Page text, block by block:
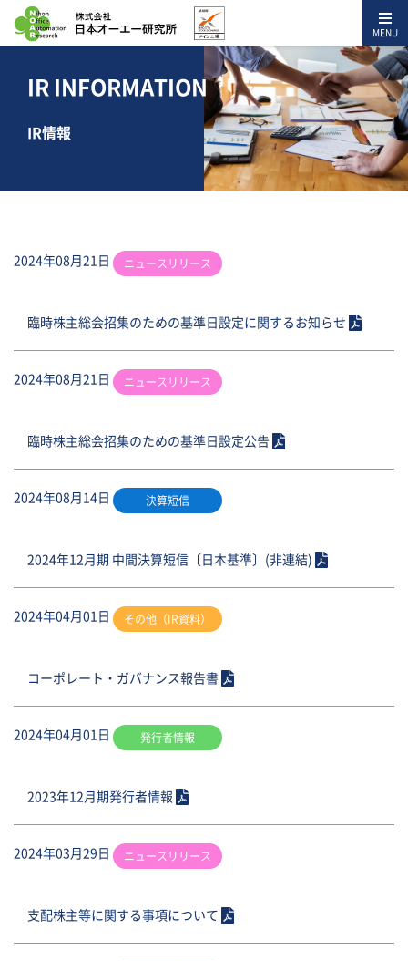
MENU
IR INFORMATION
IR情報
2024年08月21日 ニュースリリース
臨時株主総会招集のための基準日設定に関するお知らせ
2024年08月21日 ニュースリリース
臨時株主総会招集のための基準日設定公告
2024年08月14日 決算短信
2024年12月期 中間決算短信〔日本基準〕(非連結)
2024年04月01日 その他（IR資料）
コーポレート・ガバナンス報告書
2024年04月01日 発行者情報
2023年12月期発行者情報
2024年03月29日 ニュースリリース
支配株主等に関する事項について